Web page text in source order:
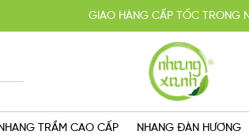
HOÀN TIỀN 100% KHI SẢN PHẨM KHÔNG
MÃI MUA 2 TẶNG 1, MIỄN PHÍ GIAO HÀNG
GIAO HÀNG CẤP TỐC TRONG
TRẦM CAO CẤP NHANG ĐÀN HƯƠNG